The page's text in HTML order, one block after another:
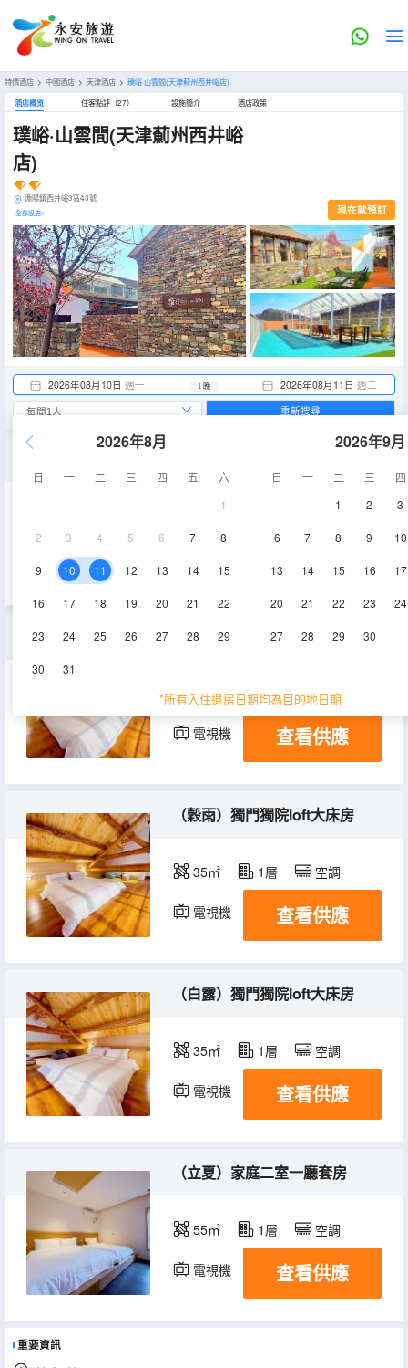
特價酒店 > 中國酒店 > 天津酒店 > 璞峪·山雲間(天津薊州西井峪店)
酒店概览 住客點評（27） 設施簡介 酒店政策
璞峪·山雲間(天津薊州西井峪
店)
漁陽鎮西井峪3區43號
全部設施> 現在就預訂
2026年08月10日 週一 2026年08月11日 週二
1 晚
2026年8月
日 一 二 三 四 五
六
1
2 3 4 5 6 7 8
9 10 11 12 13 14 15
16 17 18 19 20 21 22
23 24 25 26 27 28 29
30 31
2026年9月
日 一 二 三
四
1
2 3
6 7 8 9 10
13 14 15 16 17
20 21 22 23 24
27 28 29 30
*所有入住退房日期均為目的地日期
重新搜尋
空調
（小滿）獨門獨院loft雙床房
50㎡ 1層 空調
電視機 查看供應
（穀雨）獨門獨院loft大床房
35㎡ 1層 空調
電視機 查看供應
（白露）獨門獨院loft大床房
35㎡ 1層 空調
電視機 查看供應
（立夏）家庭二室一廳套房
55㎡ 1層 空調
電視機 查看供應
重要資訊